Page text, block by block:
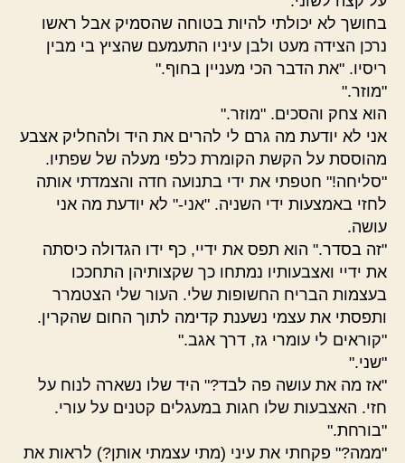
בחושך לא יכולתי להיות בטוחה שהסמיק אבל ראשו
נרכן הצידה מעט ולבן עיניו התעמעם שהציץ בי מבין
ריסיו. "את הדבר הכי מעניין בחוף."
"מוזר."
הוא צחק והסכים. "מוזר."
אני לא יודעת מה גרם לי להרים את היד ולהחליק אצבע
מהוססת על הקשת הקומרת כלפי מעלה של שפתיו.
"סליחה!" חטפתי את ידי בתנועה חדה והצמדתי אותה
לחזי באמצעות ידי השניה. "אני-" לא יודעת מה אני
עושה.
"זה בסדר." הוא תפס את ידיי, כף ידו הגדולה כיסתה
את ידיי ואצבעותיו נמתחו כך שקצותיהן התחככו
בעצמות הבריח החשופות שלי. העור שלי הצטמרר
ותפסתי את עצמי נשענת קדימה לתוך החום שהקרין.
"קוראים לי עומרי גז, דרך אגב."
"שני."
"אז מה את עושה פה לבד?" היד שלו נשארה לנוח על
חזי. האצבעות שלו חגות במעגלים קטנים על עורי.
"בורחת."
"ממה?" פקחתי את עיני (מתי עצמתי אותן?) לראות את